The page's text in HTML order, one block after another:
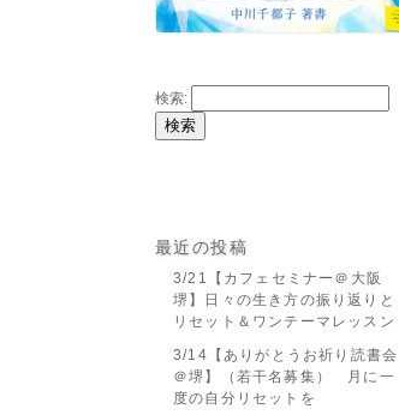
検索:
最近の投稿
3/21【カフェセミナー＠大阪
堺】日々の生き方の振り返りと
リセット＆ワンテーマレッスン
3/14【ありがとうお祈り読書会
＠堺】（若干名募集） 月に一
度の自分リセットを